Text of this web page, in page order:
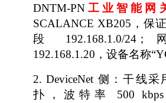
DNTM-PN 工业智能 网
SCALANCE XB205，保
段 192.168.1.0/24
192.168.1.20，设备名称
2.DeviceNet 侧：干线
扑，波特率 500